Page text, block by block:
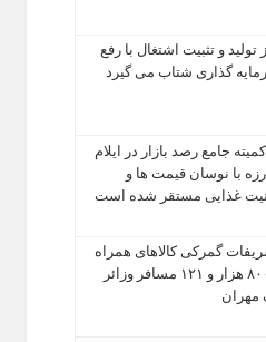
تولید و تثبیت اشتغال با رفع
گذاری شتاب می‌ گیرد
جامع رصد بازار در ایلام
با نوسان قیمت‌ ها و
غذایی مستقر شده است
گمرکی کالاهای همراه
بیش از ۸۰۰ هزار و ۱۲۱ مسافر وزائر
مهران